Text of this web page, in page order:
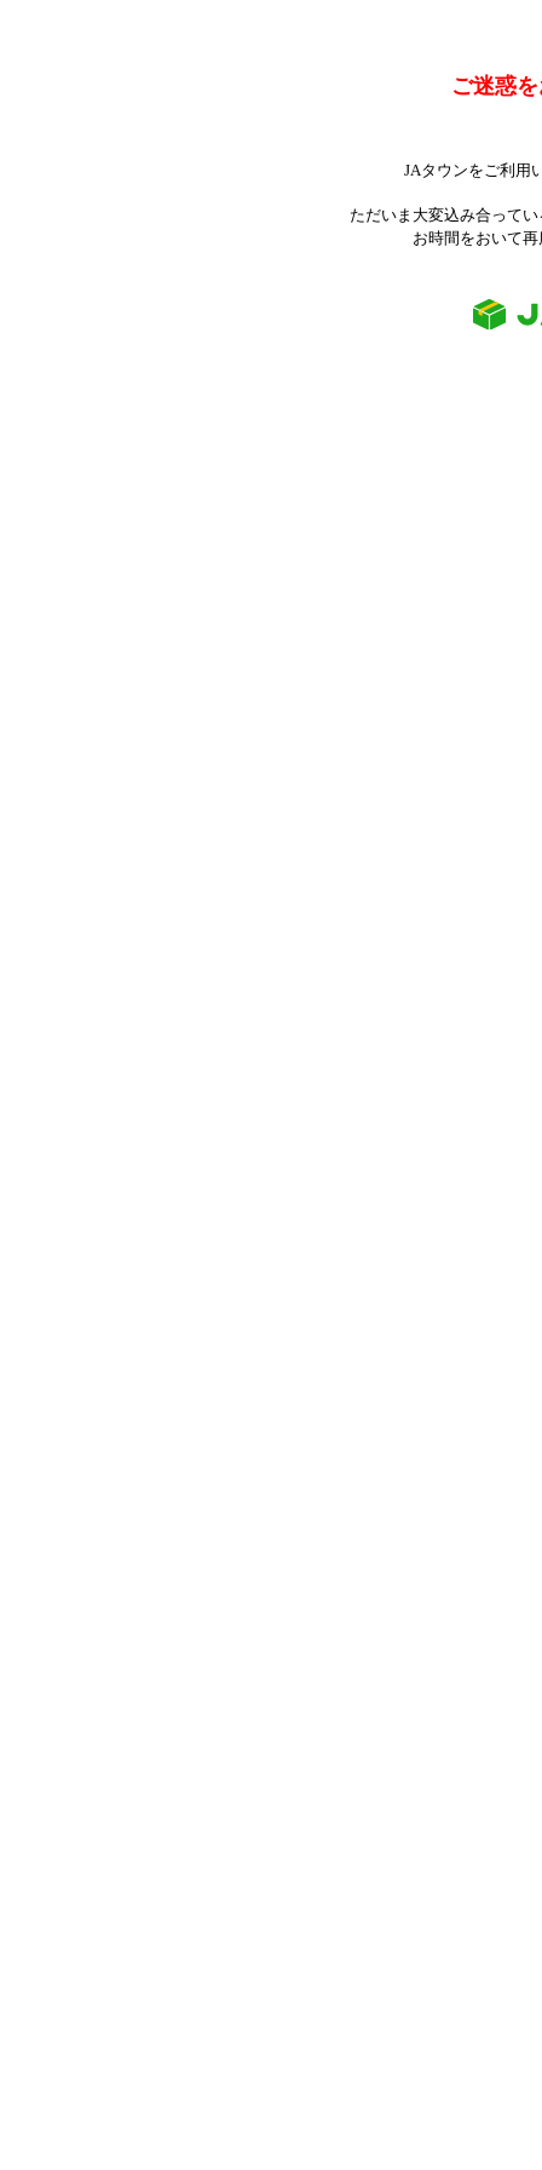
ご迷惑
JAタウンをご利用
ただいま大変込み合って
お時間をおいて